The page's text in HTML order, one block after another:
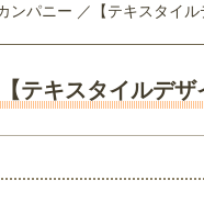
ンパニー ／【テキスタイ
テキスタイルデザ